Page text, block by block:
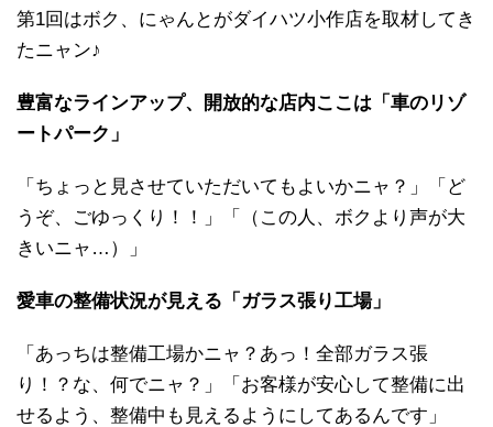
第1回はボク、にゃんとがダイハツ小作店を取材してき
たニャン♪
豊富なラインアップ、開放的な店内ここは「車のリゾ
ートパーク」
「ちょっと見させていただいてもよいかニャ？」「ど
うぞ、ごゆっくり！！」「（この人、ボクより声が大
きいニャ…）」
愛車の整備状況が見える「ガラス張り工場」
「あっちは整備工場かニャ？あっ！全部ガラス張
り！？な、何でニャ？」「お客様が安心して整備に出
せるよう、整備中も見えるようにしてあるんです」